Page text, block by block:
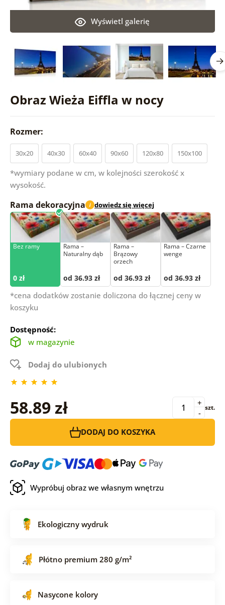
Obraz Wieża Eiffla w nocy
Wyświetl galerię
Rozmer:
30x20 40x30 60x40 90x60 120x80 150x100
*wymiary podane w cm, w kolejności szerokość x
wysokość.
Rama dekoracyjna i dowiedz się więcej
Bez ramy
0 zł
Rama –
Naturalny dąb
od 36.93 zł
Rama –
Brązowy
orzech
od 36.93 zł
Rama – Czarne
wenge
od 36.93 zł
*cena dodatków zostanie doliczona do łącznej ceny w
koszyku
Dostępność:
w magazynie
Dodaj do ulubionych
58.89 zł -
+ szt.
DODAJ DO KOSZYKA
Wypróbuj obraz we własnym wnętrzu
Ekologiczny wydruk
Płótno premium 280 g/m²
Nasycone kolory